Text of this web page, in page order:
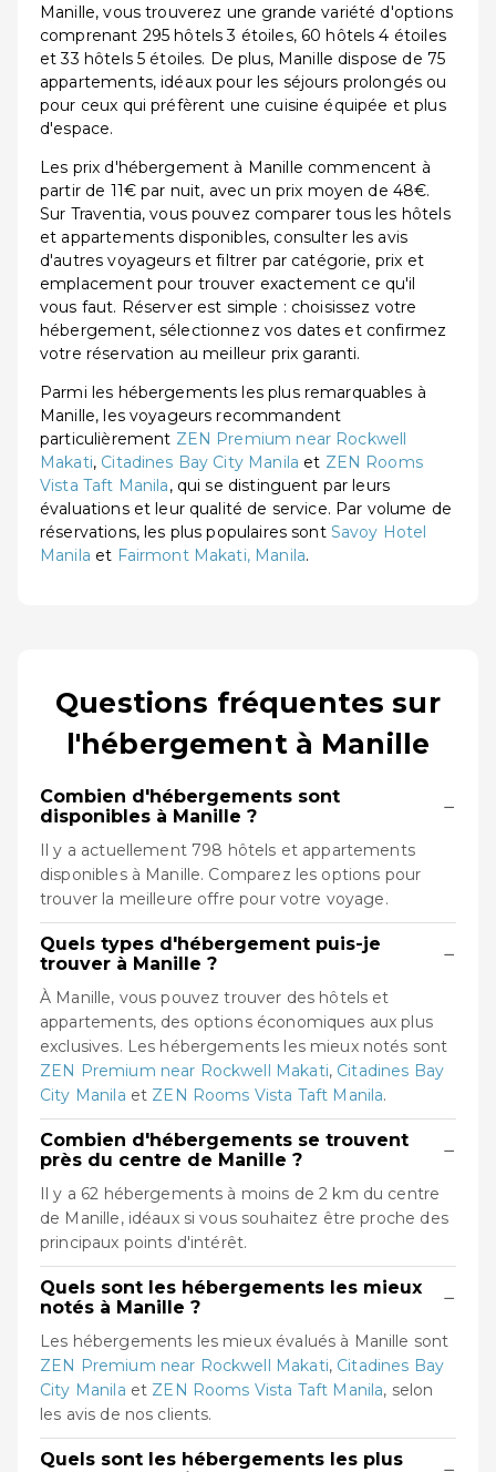
Manille, vous trouverez une grande variété d'options
comprenant 295 hôtels 3 étoiles, 60 hôtels 4 étoiles
et 33 hôtels 5 étoiles. De plus, Manille dispose de 75
appartements, idéaux pour les séjours prolongés ou
pour ceux qui préfèrent une cuisine équipée et plus
d'espace.
Les prix d'hébergement à Manille commencent à
partir de 11€ par nuit, avec un prix moyen de 48€.
Sur Traventia, vous pouvez comparer tous les hôtels
et appartements disponibles, consulter les avis
d'autres voyageurs et filtrer par catégorie, prix et
emplacement pour trouver exactement ce qu'il
vous faut. Réserver est simple : choisissez votre
hébergement, sélectionnez vos dates et confirmez
votre réservation au meilleur prix garanti.
Parmi les hébergements les plus remarquables à
Manille, les voyageurs recommandent
particulièrement ZEN Premium near Rockwell
Makati, Citadines Bay City Manila et ZEN Rooms
Vista Taft Manila, qui se distinguent par leurs
évaluations et leur qualité de service. Par volume de
réservations, les plus populaires sont Savoy Hotel
Manila et Fairmont Makati, Manila.
Questions fréquentes sur
l'hébergement à Manille
Combien d'hébergements sont
disponibles à Manille ?
−
Il y a actuellement 798 hôtels et appartements
disponibles à Manille. Comparez les options pour
trouver la meilleure offre pour votre voyage.
Quels types d'hébergement puis-je
trouver à Manille ?
−
À Manille, vous pouvez trouver des hôtels et
appartements, des options économiques aux plus
exclusives. Les hébergements les mieux notés sont
ZEN Premium near Rockwell Makati, Citadines Bay
City Manila et ZEN Rooms Vista Taft Manila.
Combien d'hébergements se trouvent
près du centre de Manille ?
−
Il y a 62 hébergements à moins de 2 km du centre
de Manille, idéaux si vous souhaitez être proche des
principaux points d'intérêt.
Quels sont les hébergements les mieux
notés à Manille ?
−
Les hébergements les mieux évalués à Manille sont
ZEN Premium near Rockwell Makati, Citadines Bay
City Manila et ZEN Rooms Vista Taft Manila, selon
les avis de nos clients.
Quels sont les hébergements les plus